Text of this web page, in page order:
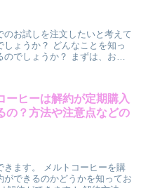
お試しを注文したいと考えて
なことを知っ
か？ まずは、お試
ます。
ーヒーは解約が定期購入
の？方法や注意点などの
きます。 メルトコーヒーを購
できるのかどうかを知ってお